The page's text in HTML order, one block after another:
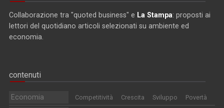
Collaborazione tra "quoted business" e La Stampa: proposti ai
lettori del quotidiano articoli selezionati su ambiente ed
economia.
contenuti
Economia Competitività Crescita Sviluppo Povertà